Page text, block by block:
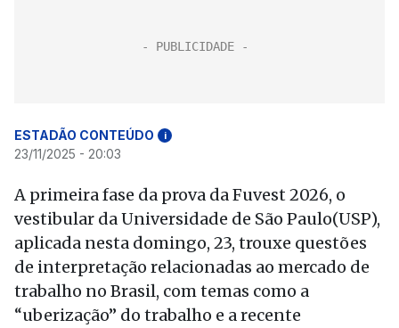
ESTADÃO CONTEÚDO i
23/11/2025 - 20:03
A primeira fase da prova da Fuvest 2026, o
vestibular da Universidade de São Paulo(USP),
aplicada nesta domingo, 23, trouxe questões
de interpretação relacionadas ao mercado de
trabalho no Brasil, com temas como a
“uberização” do trabalho e a recente